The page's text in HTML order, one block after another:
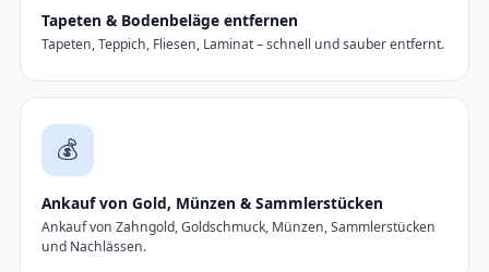
Tapeten & Bodenbeläge entfernen
Tapeten, Teppich, Fliesen, Laminat – schnell und sauber entfernt.
💰
Ankauf von Gold, Münzen & Sammlerstücken
Ankauf von Zahngold, Goldschmuck, Münzen, Sammlerstücken
und Nachlässen.